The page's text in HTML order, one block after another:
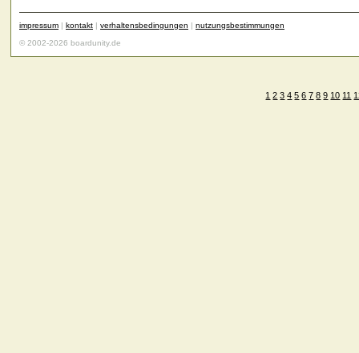
impressum | kontakt | verhaltensbedingungen | nutzungsbestimmungen
© 2002-2026 boardunity.de
1 2 3 4 5 6 7 8 9 10 11